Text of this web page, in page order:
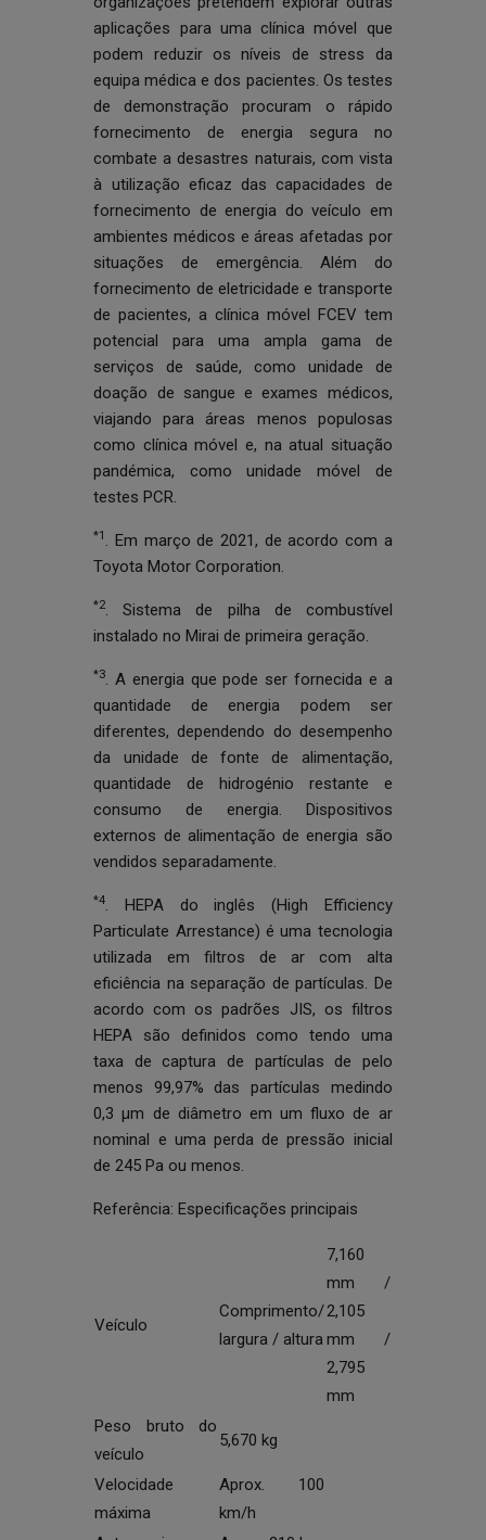
aplicações para uma clínica móvel que
podem reduzir os níveis de stress da
equipa médica e dos pacientes. Os testes
de demonstração procuram o rápido
fornecimento de energia segura no
combate a desastres naturais, com vista
à utilização eficaz das capacidades de
fornecimento de energia do veículo em
ambientes médicos e áreas afetadas por
situações de emergência. Além do
fornecimento de eletricidade e transporte
de pacientes, a clínica móvel FCEV tem
potencial para uma ampla gama de
serviços de saúde, como unidade de
doação de sangue e exames médicos,
viajando para áreas menos populosas
como clínica móvel e, na atual situação
pandémica, como unidade móvel de
testes PCR.
*1 . Em março de 2021, de acordo com a
Toyota Motor Corporation.
*2. Sistema de pilha de combustível
instalado no Mirai de primeira geração.
*3. A energia que pode ser fornecida e a
quantidade de energia podem ser
diferentes, dependendo do desempenho
da unidade de fonte de alimentação,
quantidade de hidrogénio restante e
consumo de energia. Dispositivos
externos de alimentação de energia são
vendidos separadamente.
*4. HEPA do inglês (High Efficiency
Particulate Arrestance) é uma tecnologia
utilizada em filtros de ar com alta
eficiência na separação de partículas. De
acordo com os padrões JIS, os filtros
HEPA são definidos como tendo uma
taxa de captura de partículas de pelo
menos 99,97% das partículas medindo
0,3 μm de diâmetro em um fluxo de ar
nominal e uma perda de pressão inicial
de 245 Pa ou menos.
Referência: Especificações principais
Veículo
Comprimento/
largura / altura
7,160
mm /
2,105
mm /
2,795
mm
Peso bruto do
veículo
5,670 kg
Velocidade
máxima
Aprox. 100
km/h